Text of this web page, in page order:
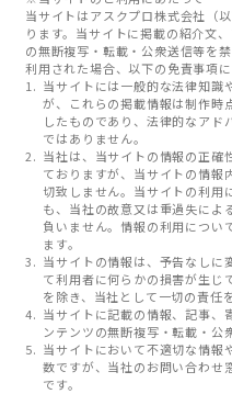
当サイトはアスクプロ株式会社（
ります。当サイトに掲載の紹介文
の無断複写・転載・公衆送信等を
利用された場合、以下の免責事項
当サイトには一般的な法律知識
が、これらの掲載情報は制作時
したものであり、法律的なアド
ではありません。
当社は、当サイトの情報の正確
ておりますが、当サイトの情報
切致しません。当サイトの利用
も、当社の故意又は重過失によ
負いません。情報の利用につい
ます。
当サイトの情報は、予告なしに
て利用者に何らかの損害が生じ
を除き、当社として一切の責任
当サイトに記載の情報、記事、
ンテンツの無断複写・転載・公
当サイトにおいて不適切な情報
数ですが、当社のお問い合わせ
です。